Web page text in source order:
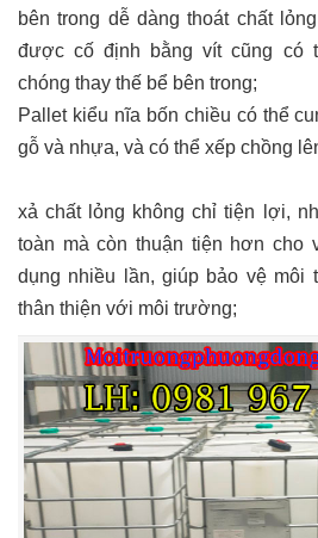
bên trong dễ dàng thoát chất
được cố định bằng vít cũng có
chóng thay thế bể bên trong;
Pallet kiểu nĩa bốn chiều có thể
gỗ và nhựa, và có thể xếp chồng
xả chất lỏng không chỉ tiện lợi,
toàn mà còn thuận tiện hơn cho
dụng nhiều lần, giúp bảo vệ môi
thân thiện với môi trường;